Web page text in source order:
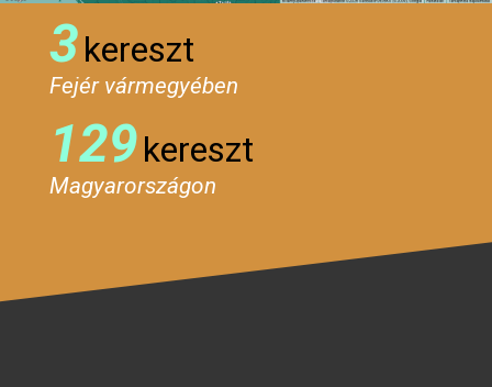
3kereszt
Fejér vármegyében
129kereszt
Magyarországon